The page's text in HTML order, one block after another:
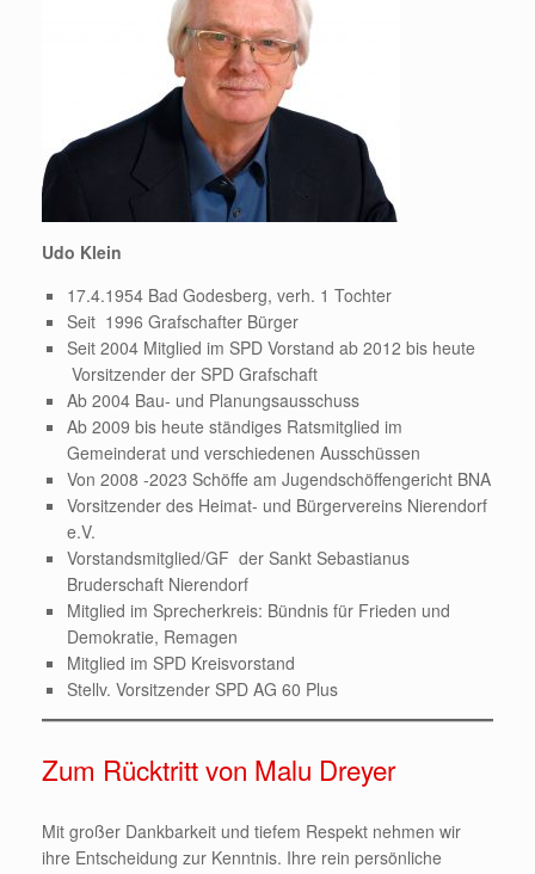
Udo Klein
17.4.1954 Bad Godesberg, verh. 1 Tochter
Seit 1996 Grafschafter Bürger
Seit 2004 Mitglied im SPD Vorstand ab 2012 bis heute
Vorsitzender der SPD Grafschaft
Ab 2004 Bau- und Planungsausschuss
Ab 2009 bis heute ständiges Ratsmitglied im
Gemeinderat und verschiedenen Ausschüssen
Von 2008 -2023 Schöffe am Jugendschöffengericht BNA
Vorsitzender des Heimat- und Bürgervereins Nierendorf
e.V.
Vorstandsmitglied/GF der Sankt Sebastianus
Bruderschaft Nierendorf
Mitglied im Sprecherkreis: Bündnis für Frieden und
Demokratie, Remagen
Mitglied im SPD Kreisvorstand
Stellv. Vorsitzender SPD AG 60 Plus
Zum Rücktritt von Malu Dreyer
Mit großer Dankbarkeit und tiefem Respekt nehmen wir
ihre Entscheidung zur Kenntnis. Ihre rein persönliche